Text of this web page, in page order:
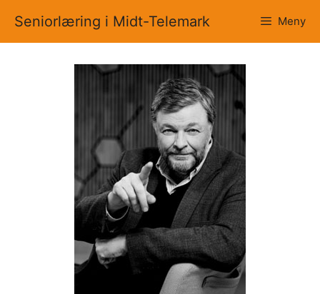
innhold
Seniorlæring i Midt-Telemark Meny